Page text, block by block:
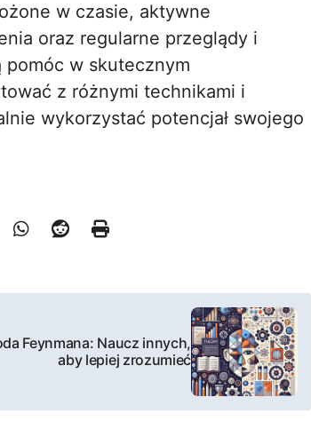
w czasie, aktywne
oraz regularne przeglądy i
w skutecznym
z różnymi technikami i
wykorzystać potencjał swojego
Feynmana: Naucz innych,
aby lepiej zrozumieć